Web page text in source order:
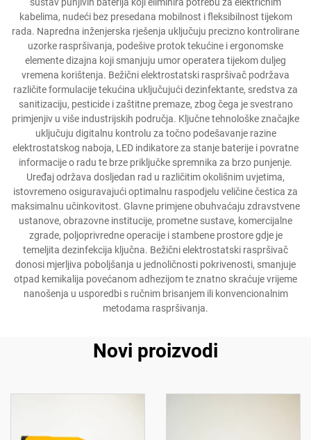
kabelima, nudeći bez presedana mobilnost i fleksibilnost tijekom
rada. Napredna inženjerska rješenja uključuju precizno kontrolirane
uzorke raspršivanja, podešive protok tekućine i ergonomske
elemente dizajna koji smanjuju umor operatera tijekom duljeg
vremena korištenja. Bežični elektrostatski raspršivač podržava
različite formulacije tekućina uključujući dezinfektante, sredstva za
sanitizaciju, pesticide i zaštitne premaze, zbog čega je svestrano
primjenjiv u više industrijskih područja. Ključne tehnološke značajke
uključuju digitalnu kontrolu za točno podešavanje razine
elektrostatskog naboja, LED indikatore za stanje baterije i povratne
informacije o radu te brze priključke spremnika za brzo punjenje.
Uređaj održava dosljedan rad u različitim okolišnim uvjetima,
istovremeno osiguravajući optimalnu raspodjelu veličine čestica za
maksimalnu učinkovitost. Glavne primjene obuhvaćaju zdravstvene
ustanove, obrazovne institucije, prometne sustave, komercijalne
zgrade, poljoprivredne operacije i stambene prostore gdje je
temeljita dezinfekcija ključna. Bežični elektrostatski raspršivač
donosi mjerljiva poboljšanja u jednoličnosti pokrivenosti, smanjuje
otpad kemikalija povećanom adhezijom te znatno skraćuje vrijeme
nanošenja u usporedbi s ručnim brisanjem ili konvencionalnim
metodama raspršivanja.
Novi proizvodi